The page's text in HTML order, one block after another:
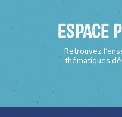
Espace
Retrouvez
thématiques